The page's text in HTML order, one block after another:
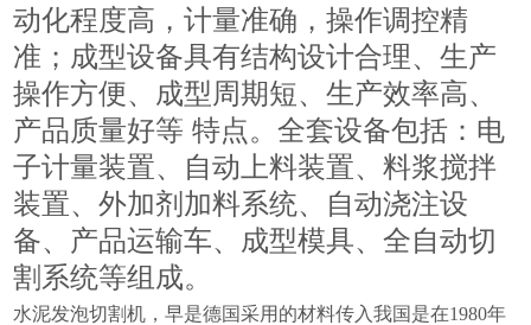
动化程度高，计量准确，操作调控精
准；成型设备具有结构设计合理、生产
操作方便、成型周期短、生产效率高、
产品质量好等 特点。全套设备包括：电
子计量装置、自动上料装置、料浆搅拌
装置、外加剂加料系统、自动浇注设
备、产品运输车、成型模具、全自动切
割系统等组成。
水泥发泡切割机，早是德国采用的材料传入我国是在1980年